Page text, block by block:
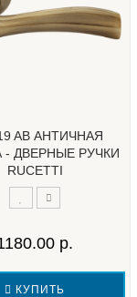
AB АНТИЧНАЯ
- ДВЕРНЫЕ РУЧКИ
RUCETTI
р.
КУПИТЬ